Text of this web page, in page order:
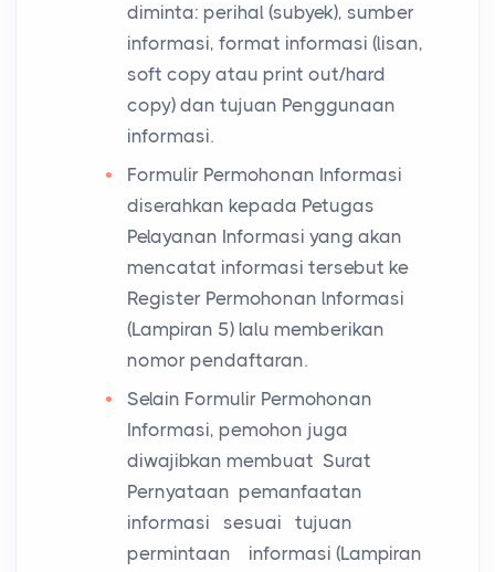
diminta: perihal (subyek), sumber
informasi, format informasi (lisan,
soft copy atau print out/hard
copy) dan tujuan Penggunaan
informasi.
Formulir Permohonan Informasi
diserahkan kepada Petugas
Pelayanan Informasi yang akan
mencatat informasi tersebut ke
Register Permohonan lnformasi
(Lampiran 5) lalu memberikan
nomor pendaftaran.
Selain Formulir Permohonan
Informasi, pemohon juga
diwajibkan membuat Surat
Pernyataan pemanfaatan
informasi sesuai tujuan
permintaan informasi (Lampiran